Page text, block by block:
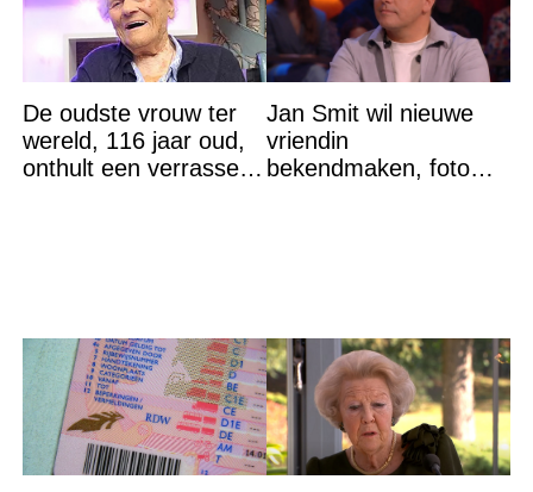
De oudste vrouw ter
wereld, 116 jaar oud,
onthult een verrassend
Jan Smit wil nieuwe
vriendin
bekendmaken, foto